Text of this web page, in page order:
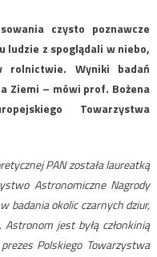
czysto poznawcze
ludzie z spoglądali w niebo,
Wyniki badań
Ziemi – mówi prof. Bożena
Towarzystwa
PAN została laureatką
Astronomiczne Nagrody
badania okolic czarnych dziur,
jest byłą członkinią
Polskiego Towarzystwa